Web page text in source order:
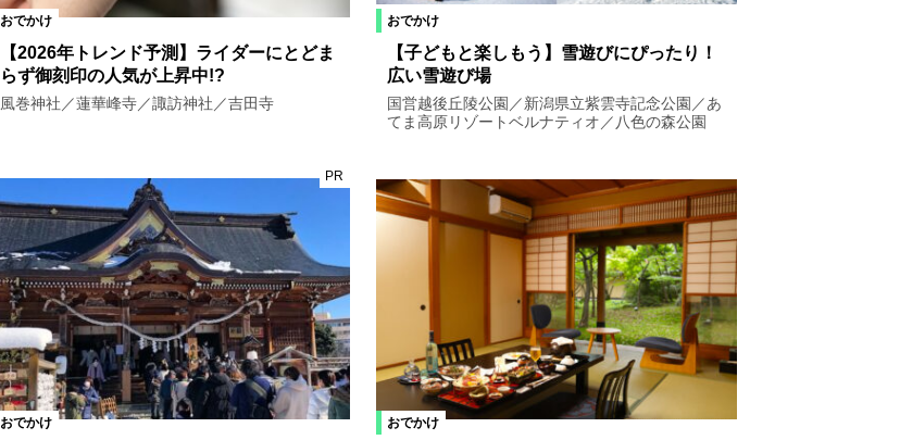
おでかけ
【2026年トレンド予測】ライダーにとどま
らず御刻印の人気が上昇中!?
風巻神社／蓮華峰寺／諏訪神社／吉田寺
おでかけ
【子どもと楽しもう】雪遊びにぴったり！
広い雪遊び場
国営越後丘陵公園／新潟県立紫雲寺記念公園／あ
てま高原リゾートベルナティオ／八色の森公園
おでかけ
PR
おでかけ